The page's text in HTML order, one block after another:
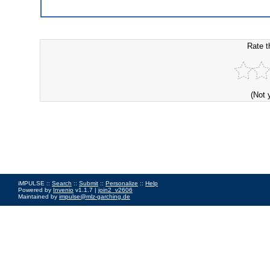
Rate
(Not
iMPULSE :: Search :: Submit :: Personalize :: Help
Powered by Invenio v1.1.7 | join2_v2606
Maintained by impulse@mlz-garching.de